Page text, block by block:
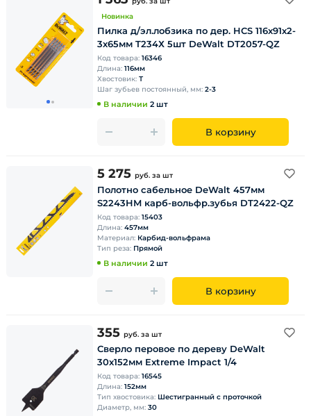
Новинка
Пилка д/эл.лобзика по дер. HCS 116х91х2-
3х65мм T234Х 5шт DeWalt DT2057-QZ
Код товара: 16346
Длина: 116мм
Хвостовик: Т
Шаг зубьев постоянный, мм: 2-3
В наличии 2 шт
В корзину
5 275 руб. за шт
Полотно сабельное DeWalt 457мм
S2243HM карб-вольфр.зубья DT2422-QZ
Код товара: 15403
Длина: 457мм
Материал: Карбид-вольфрама
Тип реза: Прямой
В наличии 2 шт
В корзину
355 руб. за шт
Сверло перовое по дереву DeWalt
30х152мм Extreme Impact 1/4
Код товара: 16545
Длина: 152мм
Тип хвостовика: Шестигранный с проточкой
Диаметр, мм: 30